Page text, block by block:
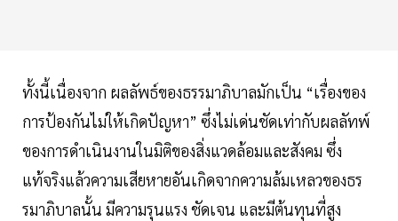
ทั้งนี้เนื่องจาก ผลลัพธ์ของธรรมาภิบาลมักเป็น “เรื่องของ
การป้องกันไม่ให้เกิดปัญหา” ซึ่งไม่เด่นชัดเท่ากับผลลัทพ์
ของการดำเนินงานในมิติของสิ่งแวดล้อมและสังคม ซึ่ง
แท้จริงแล้วความเสียหายอันเกิดจากความล้มเหลวของธร
รมาภิบาลนั้น มีความรุนแรง ชัดเจน และมีต้นทุนที่สูง